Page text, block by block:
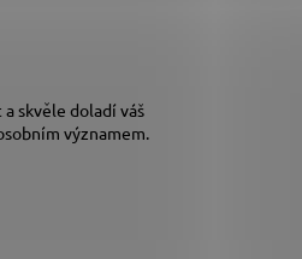
skvěle doladí váš
významem.